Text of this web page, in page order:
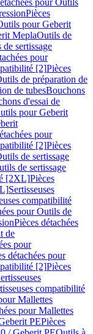
pour Outils
Pièces
pour Geberit
MeplaOutils de
sertissage
pour
[2]Pièces
de préparation de
de tubesBouchons
d'essai de
pour Geberit
pour
[2]Pièces
de sertissage
de sertissage
[2XL]Pièces
Sertisseuses
compatibilité
pour Outils de
Pièces détachées
de
pour
détachées pour
[2]Pièces
compatibilité
Mallettes
pour Mallettes
PEPièces